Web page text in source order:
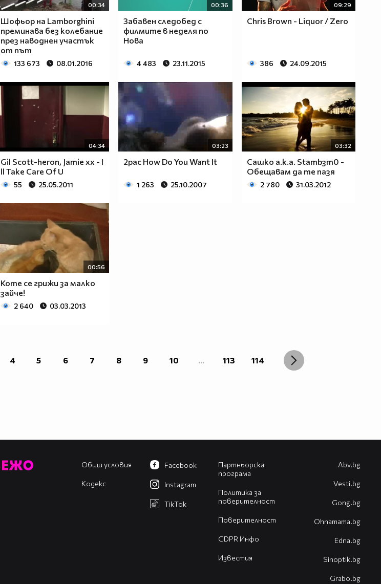
00:34
Шофьор на Lamborghini
преминава без колебание
през наводнен участък
от път
133 673 08.01.2016
00:36
Забавен следобед с
филмите в неделя по
Нова
4 483 23.11.2015
09:29
Chris Brown - Liquor / Zero
386 24.09.2015
04:34
Gil Scott-heron, Jamie xx - I
ll Take Care Of U
55 25.05.2011
03:23
2pac How Do You Want It
1 263 25.10.2007
03:32
Сашко a.k.a. Stambзт0 -
Обещавам да те пазя
2 780 31.03.2012
00:56
Коте се грижи за малко
зайче!
2 640 03.03.2013
4 5 6 7 8 9 10 ... 113 114
Общи условия
Кодекс
Партньорска
програма
Политика за
поверителност
Поверителност
GDPR Инфо
Известия
Facebook
Instagram
TikTok
Abv.bg
Vesti.bg
Gong.bg
Оhnamama.bg
Edna.bg
Sinoptik.bg
Grabo.bg